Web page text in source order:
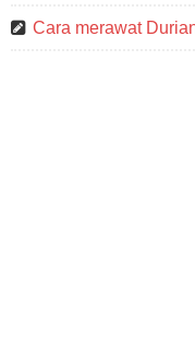
Cara merawat